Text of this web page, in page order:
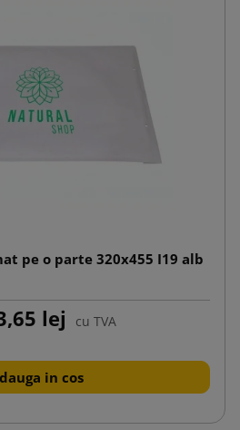
pe o parte 320x455 I19 alb
lej cu TVA
in cos